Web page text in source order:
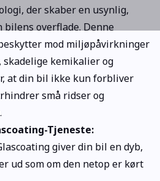
der skaber en usynlig,
overflade. Denne
mod miljøpåvirkninger
skadelige kemikalier og
at din bil ikke kun forbliver
små ridser og
Tjeneste:
giver din bil en dyb,
ud som om den netop er kørt